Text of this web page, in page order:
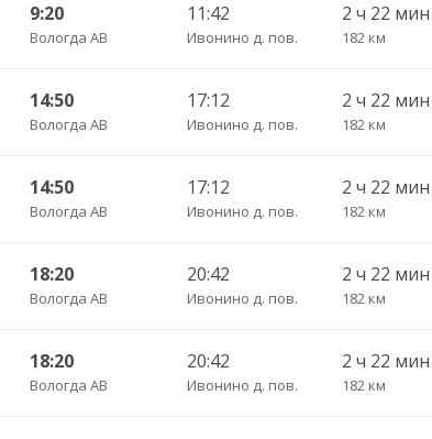
9:20
Вологда АВ
11:42
Ивонино д. пов.
2 ч 22 мин
182 км
14:50
Вологда АВ
17:12
Ивонино д. пов.
2 ч 22 мин
182 км
14:50
Вологда АВ
17:12
Ивонино д. пов.
2 ч 22 мин
182 км
18:20
Вологда АВ
20:42
Ивонино д. пов.
2 ч 22 мин
182 км
18:20
Вологда АВ
20:42
Ивонино д. пов.
2 ч 22 мин
182 км